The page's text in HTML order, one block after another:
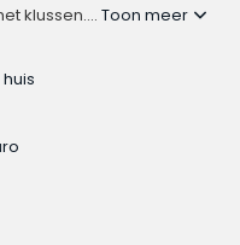
klussen....Toon meer